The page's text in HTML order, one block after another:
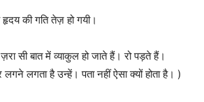
की गति तेज़ हो गयी।
सी बात में व्याकुल हो जाते हैं। रो पड़ते हैं।
लगता है उन्हें। पता नहीं ऐसा क्यों होता है। )